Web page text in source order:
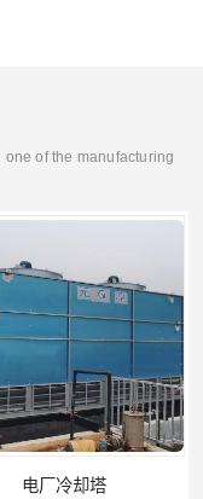
of the manufacturing